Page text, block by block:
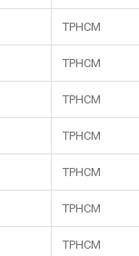
TPHCM
TPHCM
TPHCM
TPHCM
TPHCM
TPHCM
TPHCM